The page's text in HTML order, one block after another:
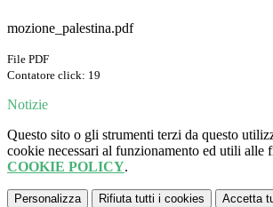
mozione_palestina.pdf
File PDF
Contatore click: 19
Notizie
Questo sito o gli strumenti terzi da questo
cookie necessari al funzionamento ed utili alle
COOKIE POLICY.
Personalizza Rifiuta tutti i cookies Accetta